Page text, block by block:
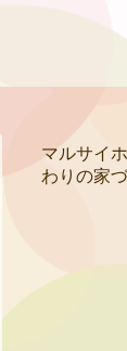
マルサイ
わりの家